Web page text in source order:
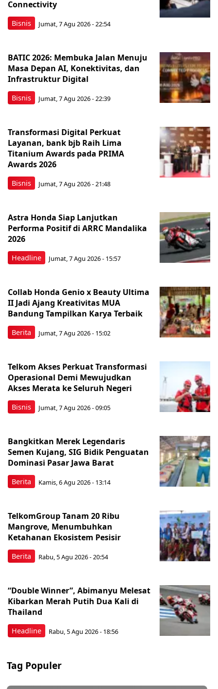
Bisnis
Connectivity
Jumat, 7 Agu 2026 - 22:54
Bisnis
BATIC 2026: Membuka Jalan Menuju
Masa Depan AI, Konektivitas, dan
Infrastruktur Digital
Jumat, 7 Agu 2026 - 22:39
Bisnis
Transformasi Digital Perkuat
Layanan, bank bjb Raih Lima
Titanium Awards pada PRIMA
Awards 2026
Jumat, 7 Agu 2026 - 21:48
Headline
Astra Honda Siap Lanjutkan
Performa Positif di ARRC Mandalika
2026
Jumat, 7 Agu 2026 - 15:57
Berita
Collab Honda Genio x Beauty Ultima
II Jadi Ajang Kreativitas MUA
Bandung Tampilkan Karya Terbaik
Jumat, 7 Agu 2026 - 15:02
Bisnis
Telkom Akses Perkuat Transformasi
Operasional Demi Mewujudkan
Akses Merata ke Seluruh Negeri
Jumat, 7 Agu 2026 - 09:05
Berita
Bangkitkan Merek Legendaris
Semen Kujang, SIG Bidik Penguatan
Dominasi Pasar Jawa Barat
Kamis, 6 Agu 2026 - 13:14
Berita
TelkomGroup Tanam 20 Ribu
Mangrove, Menumbuhkan
Ketahanan Ekosistem Pesisir
Rabu, 5 Agu 2026 - 20:54
Headline
“Double Winner”, Abimanyu Melesat
Kibarkan Merah Putih Dua Kali di
Thailand
Rabu, 5 Agu 2026 - 18:56
Tag Populer